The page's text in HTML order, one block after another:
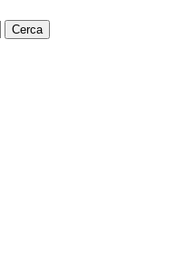
Cerca